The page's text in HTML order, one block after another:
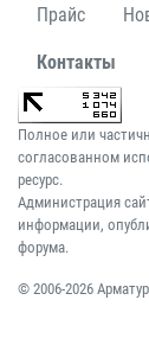
Прайс
Контакты
Полное или
согласованном
ресурс.
Администрация
информации,
форума.
© 2006-2026